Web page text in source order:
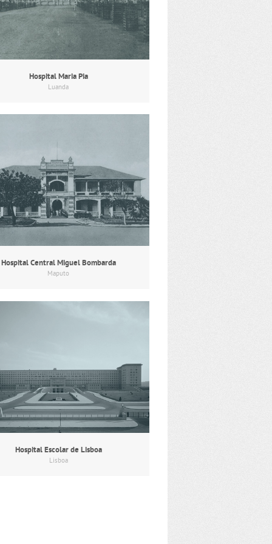
Hospital Maria Pia
Luanda
Hospital Central Miguel Bombarda
Maputo
Hospital Escolar de Lisboa
Lisboa